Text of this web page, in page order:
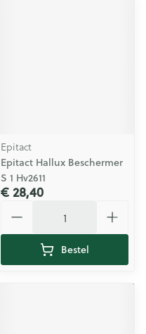
Epitact
Epitact Hallux Beschermer
S 1 Hv2611
€ 28,40
Bestel